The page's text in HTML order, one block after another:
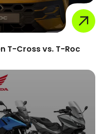
T-Cross vs. T-Roc